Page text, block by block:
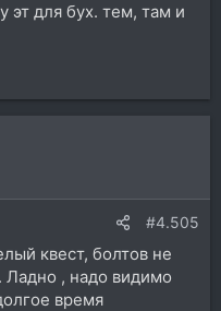
эт для бух. тем, там и
#4.505
квест, болтов не
Ладно , надо видимо
время